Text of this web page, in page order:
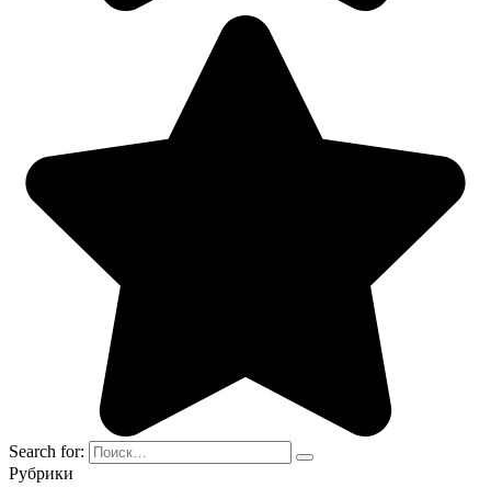
Search for:
Рубрики